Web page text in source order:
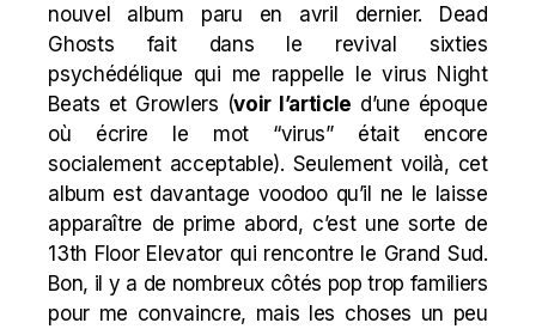
nouvel album paru en avril dernier. Dead
Ghosts fait dans le revival sixties
psychédélique qui me rappelle le virus Night
Beats et Growlers (voir l’article d’une époque
où écrire le mot “virus” était encore
socialement acceptable). Seulement voilà, cet
album est davantage voodoo qu’il ne le laisse
apparaître de prime abord, c’est une sorte de
13th Floor Elevator qui rencontre le Grand Sud.
Bon, il y a de nombreux côtés pop trop familiers
pour me convaincre, mais les choses un peu